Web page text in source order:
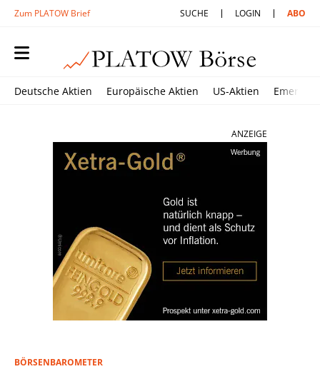
Zum PLATOW Brief SUCHE LOGIN ABO
Deutsche Aktien Europäische Aktien US-Aktien
ANZEIGE
BÖRSENBAROMETER